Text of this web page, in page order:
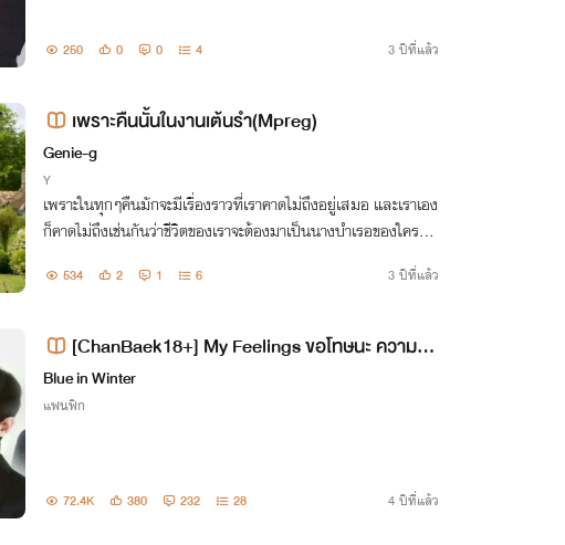
250 0 0 4 3 ปีที่แล้ว
เพราะคืนนั้นในงานเต้นรำ(Mpreg)
Genie-g
Y
เพราะในทุกๆคืนมักจะมีเรื่องราวที่เราคาดไม่ถึงอยู่เสมอ และเราเอง
ก็คาดไม่ถึงเช่นกันว่าชีวิตของเราจะต้องมาเป็นนางบำเรอของใครแบ
534 2 1 6 3 ปีที่แล้ว
[ChanBaek18+] My Feelings ขอโทษนะ ความรู้สึ
กนาย "ฉันขอ"
Blue in Winter
แฟนฟิก
72.4K 380 232 28 4 ปีที่แล้ว